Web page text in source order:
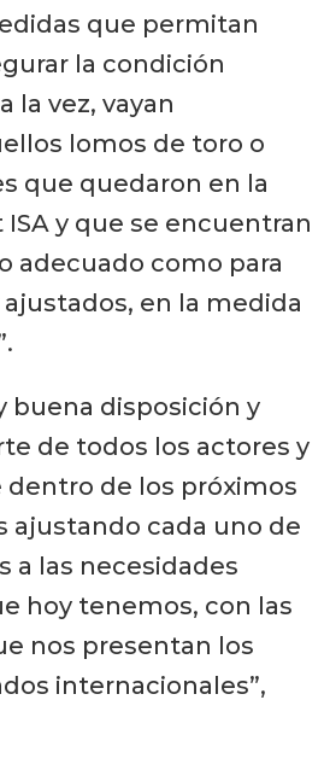
que permitan
la condición
la vez, vayan
lomos de toro o
que quedaron en la
y que se encuentran
adecuado como para
en la medida
buena disposición y
de todos los actores y
dentro de los próximos
ajustando cada uno de
a las necesidades
hoy tenemos, con las
nos presentan los
internacionales”,